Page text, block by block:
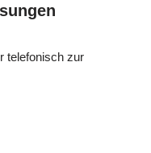
telefonisch zur